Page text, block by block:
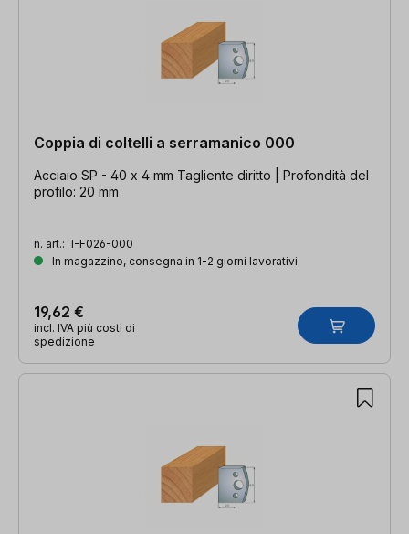
Coppia di coltelli a serramanico 000
Acciaio SP - 40 x 4 mm Tagliente diritto | Profondità del
profilo: 20 mm
n. art.: I-F026-000
In magazzino, consegna in 1-2 giorni lavorativi
19,62 €
incl. IVA più costi di
spedizione